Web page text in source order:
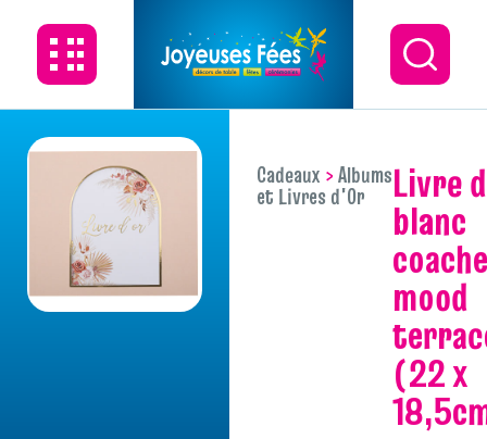
Cadeaux Albums
et Livres d'Or livre d’or
blanc
mood
(22 x